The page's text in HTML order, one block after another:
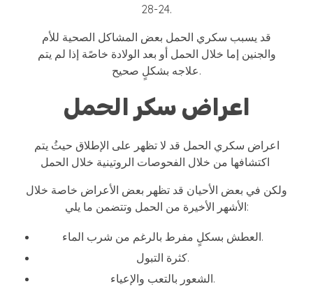
24-28.
قد يسبب سكري الحمل بعض المشاكل الصحية للأم
والجنين إما خلال الحمل أو بعد الولادة خاصًة إذا لم يتم
علاجه بشكلٍ صحيح.
اعراض سكر الحمل
اعراض سكري الحمل قد لا تظهر على الإطلاق حيثُ يتم
ولكن في بعض الأحيان قد تظهر بعض الأعراض خاصة خلال
الأشهر الأخيرة من الحمل وتتضمن ما يلي:
العطش بسكلٍ مفرط بالرغم من شرب الماء.
كثرة التبول.
الشعور بالتعب والإعياء.